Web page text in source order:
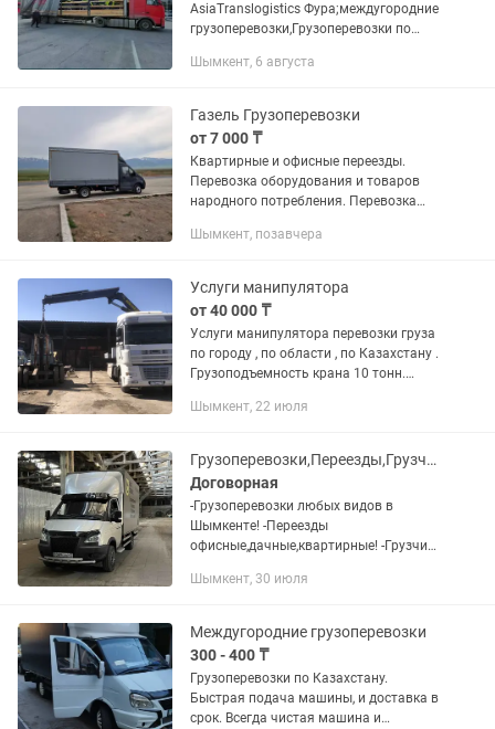
AsiaTranslogistics Фура;междугородние
грузоперевозки,Грузоперевозки по
Шымкент, 6 августа
Газель Грузоперевозки
от 7 000 ₸
Квартирные и офисные переезды.
Перевозка оборудования и товаров
народного потребления. Перевозка
грузов по городу и области. Верхняя
Шымкент, позавчера
Услуги манипулятора
от 40 000 ₸
Услуги манипулятора перевозки груза
по городу , по области , по Казахстану .
Грузоподъемность крана 10 тонн.
Шымкент, 22 июля
Грузоперевозки,Переезды,Грузчики,Мебельщики,Вывоз мусора!!!
Договорная
-Грузоперевозки любых видов в
Шымкенте! -Переезды
офисные,дачные,квартирные! -Грузчики
разборка и сборка мебели любой
мусора и...
Шымкент, 30 июля
Междугородние грузоперевозки
300 - 400 ₸
Грузоперевозки по Казахстану.
Быстрая подача машины, и доставка в
срок. Всегда чистая машина и